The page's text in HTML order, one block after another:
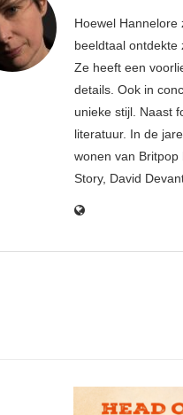
Hoewel
beeldtaal ontdekte
Ze heeft een
details. Ook in
unieke stijl. Naast
literatuur. In de
wonen van Britpop
Story, David